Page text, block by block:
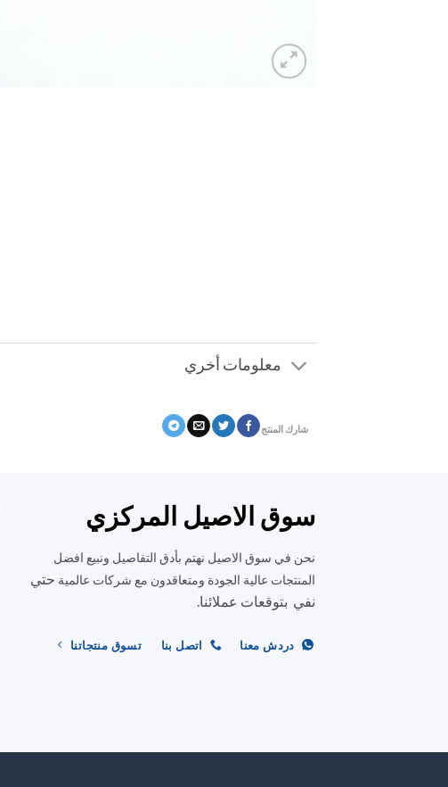
معلومات أخري
شارك المنتج
سوق الاصيل المركزي
نحن في سوق الاصيل نهتم بأدق التفاصيل ونبيع افضل
المنتجات عالية الجودة ومتعاقدون مع شركات عالمية حتي
نفي بتوقعات عملائنا.
دردش معنا اتصل بنا تسوق منتجاتنا